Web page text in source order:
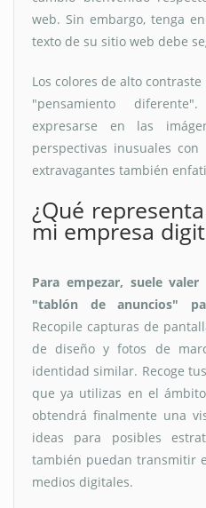
web. Sin embargo, tenga
texto de su sitio web debe
Los colores de alto
"pensamiento
expresarse en las
perspectivas inusuales
extravagantes también
¿Qué
mi empresa
Para empezar, suele
"tablón de anuncios"
Recopile capturas de
de diseño y fotos de
identidad similar. Recoge
que ya utilizas en el
obtendrá finalmente una
ideas para posibles
también puedan transmitir
medios digitales.